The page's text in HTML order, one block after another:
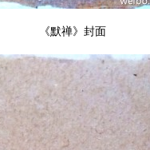
《默禅》封面